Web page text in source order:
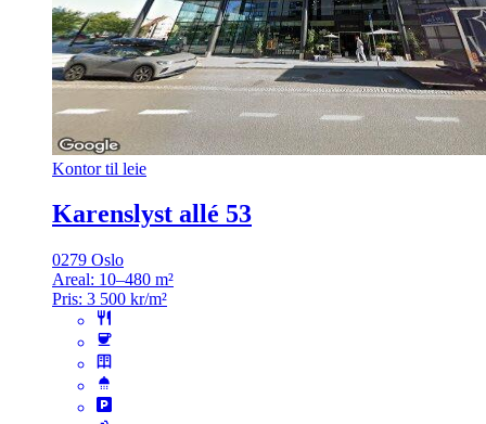
Kontor til leie
Karenslyst allé 53
0279 Oslo
Areal: 10–480 m²
Pris: 3 500 kr/m²